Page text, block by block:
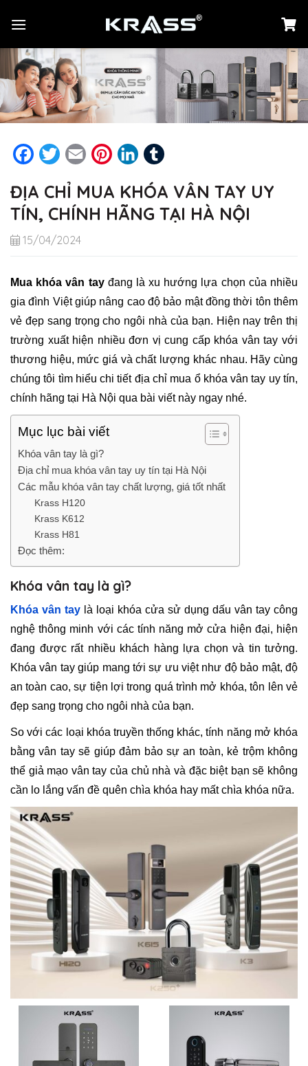
đến
dung
Facebook
TwitterEmail PinterestLinkedIn
ĐỊA CHỈ MUA KHÓA VÂN TAY UY
TÍN, CHÍNH HÃNG TẠI HÀ NỘI
15/04/2024
Mua khóa vân tayđang là xu hướng lựa chọn của nhiều
gia đình Việt giúp nâng cao độ bảo mật đồng thời tôn thêm
vẻ đẹp sang trọng cho ngôi nhà của bạn. Hiện nay trên thị
trường xuất hiện nhiều đơn vị cung cấp khóa vân tay với
thương hiệu, mức giá và chất lượng khác nhau. Hãy cùng
chúng tôi tìm hiểu chi tiết địa chỉ mua ổ khóa vân tay uy tín,
chính hãng tại Hà Nội qua bài viết này ngay nhé.
Mục lục bài viết
Khóa vân tay là gì?
Địa chỉ mua khóa vân tay uy tín tại Hà Nội
Các mẫu khóa vân tay chất lượng, giá tốt nhất
Krass H120
Krass K612
Krass H81
Đọc thêm:
Khóa vân tay là gì?
Khóa vân tay là loại khóa cửa sử dụng dấu vân tay công
nghệ thông minh với các tính năng mở cửa hiện đại, hiện
đang được rất nhiều khách hàng lựa chọn và tin tưởng.
Khóa vân tay giúp mang tới sự ưu việt như độ bảo mật, độ
an toàn cao, sự tiện lợi trong quá trình mở khóa, tôn lên vẻ
đẹp sang trọng cho ngôi nhà của bạn.
So với các loại khóa truyền thống khác, tính năng mở khóa
bằng vân tay sẽ giúp đảm bảo sự an toàn, kẻ trộm không
thể giả mạo vân tay của chủ nhà và đặc biệt bạn sẽ không
cần lo lắng vấn đề quên chìa khóa hay mất chìa khóa nữa.